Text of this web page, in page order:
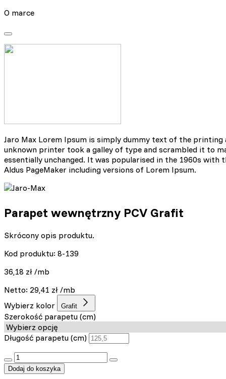
O marce
Jaro Max Lorem Ipsum is simply dummy text of the printing
unknown printer took a galley of type and scrambled it to
essentially unchanged. It was popularised in the 1960s
Aldus PageMaker including versions of Lorem Ipsum.
Parapet wewnętrzny PCV Grafit
Skrócony opis produktu.
Kod produktu: 8-139
36,18 zł /mb
Netto: 29,41 zł /mb
Wybierz kolor
Grafit
Szerokość parapetu (cm)
Długość parapetu (cm)
:product_name quantity
Dodaj do koszyka
Pliki cookie dotyczące
np. preferowany język lub
na stronie, gromadząc i